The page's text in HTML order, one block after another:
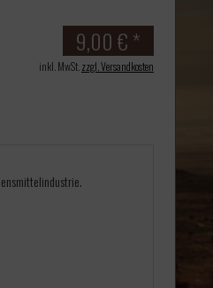
9,00 € *
inkl. MwSt. zzgl. Versandkosten